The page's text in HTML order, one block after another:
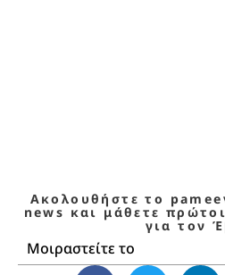
Ακολουθήστε το
news και μάθετε
για τον
Μοιραστείτε το